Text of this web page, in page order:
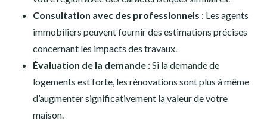
Consultation avec des professionnels : Les agents
immobiliers peuvent fournir des estimations précises
concernant les impacts des travaux.
Évaluation de la demande : Si la demande de
logements est forte, les rénovations sont plus à même
d’augmenter significativement la valeur de votre
maison.